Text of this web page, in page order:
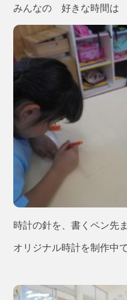
みんなの 好きな時間は
時計の針を、書くペン先
オリジナル時計を制作中